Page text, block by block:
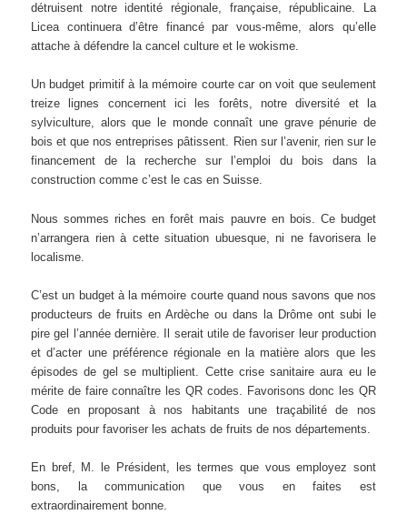
détruisent notre identité régionale, française, républicaine. La
Licea continuera d’être financé par vous-même, alors qu’elle
attache à défendre la cancel culture et le wokisme.
Un budget primitif à la mémoire courte car on voit que seulement
treize lignes concernent ici les forêts, notre diversité et la
sylviculture, alors que le monde connaît une grave pénurie de
bois et que nos entreprises pâtissent. Rien sur l’avenir, rien sur le
financement de la recherche sur l’emploi du bois dans la
construction comme c’est le cas en Suisse.
Nous sommes riches en forêt mais pauvre en bois. Ce budget
n’arrangera rien à cette situation ubuesque, ni ne favorisera le
localisme.
C’est un budget à la mémoire courte quand nous savons que nos
producteurs de fruits en Ardèche ou dans la Drôme ont subi le
pire gel l’année dernière. Il serait utile de favoriser leur production
et d’acter une préférence régionale en la matière alors que les
épisodes de gel se multiplient. Cette crise sanitaire aura eu le
mérite de faire connaître les QR codes. Favorisons donc les QR
Code en proposant à nos habitants une traçabilité de nos
produits pour favoriser les achats de fruits de nos départements.
En bref, M. le Président, les termes que vous employez sont
bons, la communication que vous en faites est
extraordinairement bonne.